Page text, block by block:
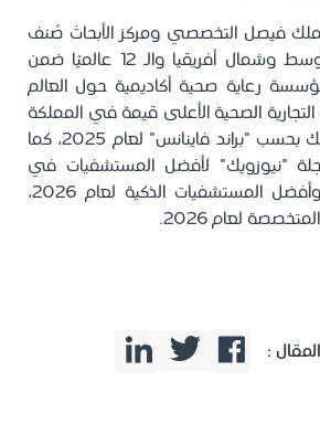
فيصل التخصصي ومركز الأبحاث صُنف
الأول في الشرق الأوسط وشمال أفريقيا والـ 12 عالميًا ضمن
أفضل 250 مؤسسة رعاية صحية أكاديمية حول العالم
التجارية الصحية الأعلى قيمة في المملكة
والشرق الأوسط، وذلك بحسب "براند فاينانس" لعام 2025، كما
"نيوزويك" لأفضل المستشفيات في
العالم لعام 2026، وأفضل المستشفيات الذكية لعام 2026،
لعام 2026.
: